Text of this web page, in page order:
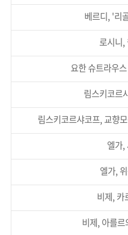
베르디, '리
로시니,
요한 슈트라우
림스키코르
림스키코르샤코프, 교향
엘가,
엘가,
비제, 카
비제, 아를